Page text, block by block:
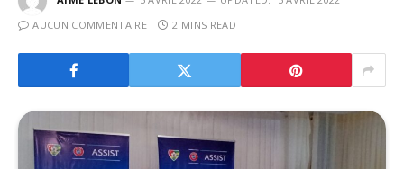
AUCUN COMMENTAIRE
2 MINS READ